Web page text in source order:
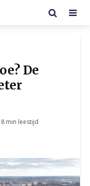
De
8 min leestijd